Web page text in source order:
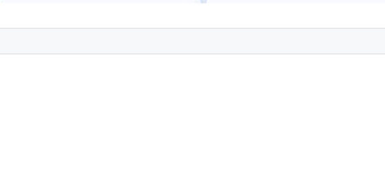
Empleos Bilingües (English/Spanish)